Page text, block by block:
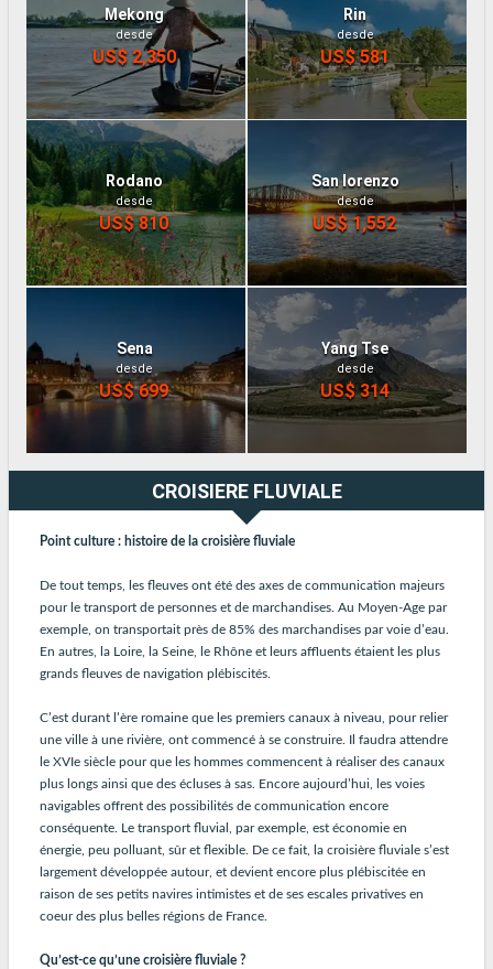
Mekong
desde
US$ 2,350
Rin
desde
US$ 581
Rodano
desde
US$ 810
San lorenzo
desde
US$ 1,552
Sena
desde
US$ 699
Yang Tse
desde
US$ 314
CROISIERE FLUVIALE
Point culture : histoire de la croisière fluviale
De tout temps, les fleuves ont été des axes de communication majeurs
pour le transport de personnes et de marchandises. Au Moyen-Age par
exemple, on transportait près de 85% des marchandises par voie d’eau.
En autres, la Loire, la Seine, le Rhône et leurs affluents étaient les plus
grands fleuves de navigation plébiscités.
C’est durant l’ère romaine que les premiers canaux à niveau, pour relier
une ville à une rivière, ont commencé à se construire. Il faudra attendre
le XVIe siècle pour que les hommes commencent à réaliser des canaux
plus longs ainsi que des écluses à sas. Encore aujourd’hui, les voies
navigables offrent des possibilités de communication encore
conséquente. Le transport fluvial, par exemple, est économie en
énergie, peu polluant, sûr et flexible. De ce fait, la croisière fluviale s’est
largement développée autour, et devient encore plus plébiscitée en
raison de ses petits navires intimistes et de ses escales privatives en
coeur des plus belles régions de France.
Qu’est-ce qu’une croisière fluviale ?